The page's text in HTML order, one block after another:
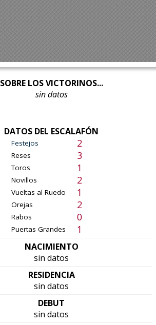
SOBRE LOS VICTORINOS...
sin datos
DATOS DEL ESCALAFÓN
Festejos 2
Reses 3
Toros 1
Novillos 2
Vueltas al Ruedo 1
Orejas 2
Rabos 0
Puertas Grandes 1
NACIMIENTO
sin datos
RESIDENCIA
sin datos
DEBUT
sin datos